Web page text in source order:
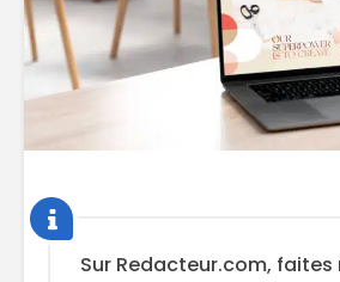
Sur Redacteur.com, faites